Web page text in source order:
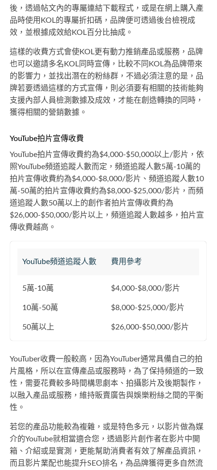
後，透過帖文內的專屬連結下載程式，或是在網上購入產
品時使用KOL的專屬折扣碼，品牌便可透過後台檢視成
效，並根據成效給KOL百分比抽成。
這樣的收費方式會使KOL更有動力推銷產品或服務，品牌
也可以邀請多名KOL同時宣傳，比較不同KOL為品牌帶來
的影響力，並找出潛在的粉絲群，不過必須注意的是，品
牌若要透過這樣的方式宣傳，則必須要有相關的技術能夠
支援內部人員檢測數據及成效，才能在創造轉換的同時，
獲得相關的營銷數據。
YouTube拍片宣傳收費
YouTube拍片宣傳收費約為$4,000-$50,000以上/影片，依
照YouTube頻道追蹤人數而定，頻道追蹤人數5萬-10萬的
拍片宣傳收費約為$4,000-$8,000/影片、頻道追蹤人數10
萬-50萬的拍片宣傳收費約為$8,000-$25,000/影片，而頻
道追蹤人數50萬以上的創作者拍片宣傳收費約為
$26,000-$50,000/影片以上，頻道追蹤人數越多，拍片宣
傳收費越高。
YouTube頻道追蹤人數 費用參考
5萬-10萬 $4,000-$8,000/影片
10萬-50萬 $8,000-$25,000/影片
50萬以上 $26,000-$50,000/影片
YouTuber收費一般較高，因為YouTuber通常具備自己的拍
片風格，所以在宣傳產品或服務時，為了保持頻道的一致
性，需要花費較多時間構思劇本、拍攝影片及後期製作，
以融入產品或服務，維持販賣廣告與娛樂粉絲之間的平衡
性。
若您的產品功能較為複雜，或是特色多元，以影片做為媒
介的YouTube就相當適合您，透過影片創作者在影片中開
箱、介紹或是實測，更能幫助消費者有效了解產品資訊，
而且影片業配也能提升SEO排名，為品牌獲得更多自然流